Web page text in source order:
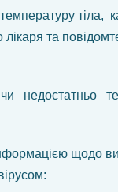
тіла,
та
недостатньо
щодо